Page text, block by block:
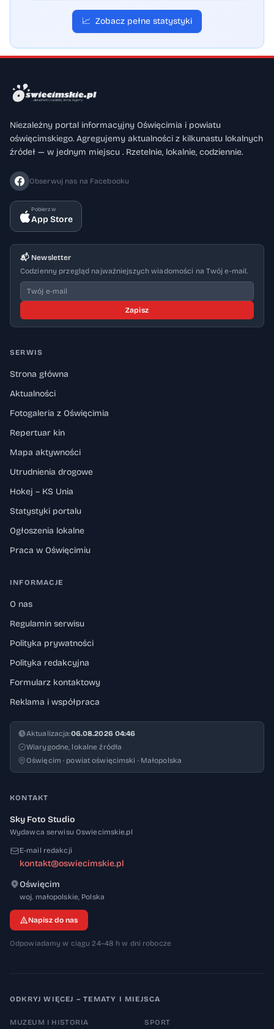
📈 Zobacz pełne statystyki
Niezależny portal informacyjny Oświęcimia i powiatu
oświęcimskiego. Agregujemy aktualności z kilkunastu lokalnych
źródeł — w jednym miejscu . Rzetelnie, lokalnie, codziennie.
Obserwuj nas na Facebooku
Pobierz w
App Store
📬 Newsletter
Codzienny przegląd najważniejszych wiadomości na Twój e-mail.
Zapisz
SERWIS
Strona główna
Aktualności
Fotogaleria z Oświęcimia
Repertuar kin
Mapa aktywności
Utrudnienia drogowe
Hokej – KS Unia
Statystyki portalu
Ogłoszenia lokalne
Praca w Oświęcimiu
INFORMACJE
O nas
Regulamin serwisu
Polityka prywatności
Polityka redakcyjna
Formularz kontaktowy
Reklama i współpraca
Aktualizacja:06.08.2026 04:46
Wiarygodne, lokalne źródła
Oświęcim · powiat oświęcimski · Małopolska
KONTAKT
Sky Foto Studio
Wydawca serwisu Oswiecimskie.pl
E-mail redakcji
kontakt@oswiecimskie.pl
Oświęcim
woj. małopolskie, 32-600
Polska
Napisz do nas
Odpowiadamy w ciągu 24–48 h w dni robocze
ODKRYJ WIĘCEJ – TEMATY I MIEJSCA
MUZEUM I HISTORIA SPORT